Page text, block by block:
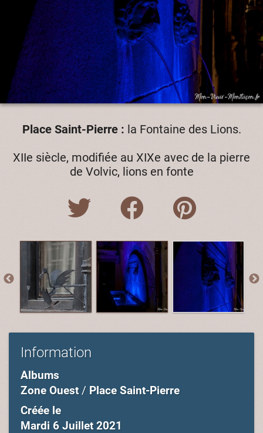
Place Saint-Pierre : la Fontaine des Lions.
XIIe siècle, modifiée au XIXe avec de la pierre
de Volvic, lions en fonte
Information
Albums
Zone Ouest/ Place Saint-Pierre
Créée le
Mardi 6 Juillet 2021